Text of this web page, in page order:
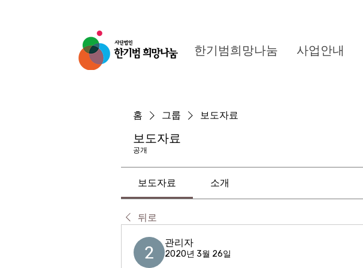
한기범희망나눔 사업안내
홈 그룹 보도자료
보도자료
공개
보도자료 소개
뒤로
관리자
2020년 3월 26일